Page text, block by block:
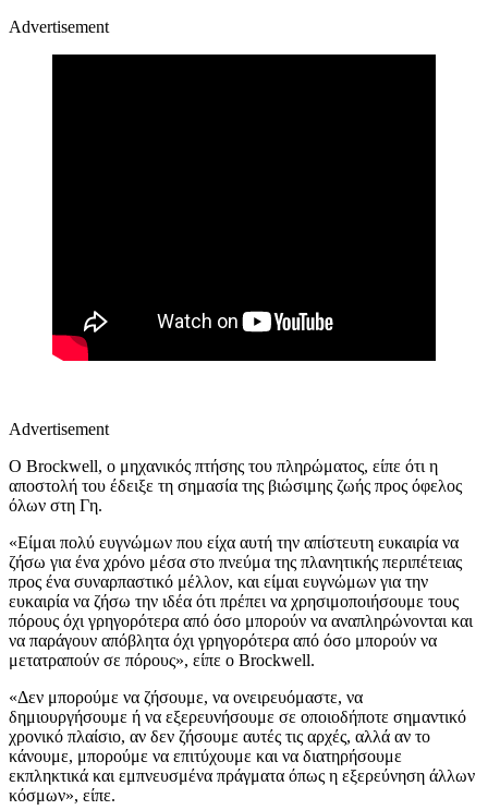
Advertisement
Advertisement
Ο Brockwell, ο μηχανικός πτήσης του πληρώματος, είπε ότι η
αποστολή του έδειξε τη σημασία της βιώσιμης ζωής προς όφελος
όλων στη Γη.
«Είμαι πολύ ευγνώμων που είχα αυτή την απίστευτη ευκαιρία να
ζήσω για ένα χρόνο μέσα στο πνεύμα της πλανητικής περιπέτειας
προς ένα συναρπαστικό μέλλον, και είμαι ευγνώμων για την
ευκαιρία να ζήσω την ιδέα ότι πρέπει να χρησιμοποιήσουμε τους
πόρους όχι γρηγορότερα από όσο μπορούν να αναπληρώνονται και
να παράγουν απόβλητα όχι γρηγορότερα από όσο μπορούν να
μετατραπούν σε πόρους», είπε ο Brockwell.
«Δεν μπορούμε να ζήσουμε, να ονειρευόμαστε, να
δημιουργήσουμε ή να εξερευνήσουμε σε οποιοδήποτε σημαντικό
χρονικό πλαίσιο, αν δεν ζήσουμε αυτές τις αρχές, αλλά αν το
κάνουμε, μπορούμε να επιτύχουμε και να διατηρήσουμε
εκπληκτικά και εμπνευσμένα πράγματα όπως η εξερεύνηση άλλων
κόσμων», είπε.